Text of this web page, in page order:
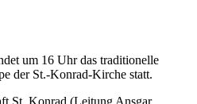
um 16 Uhr das traditionelle
der St.-Konrad-Kirche statt.
St. Konrad (Leitung Ansgar